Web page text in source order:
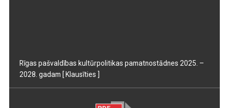
Rīgas pašvaldības kultūrpolitikas pamatnostādnes 2025. –
2028. gadam [ Klausīties ]